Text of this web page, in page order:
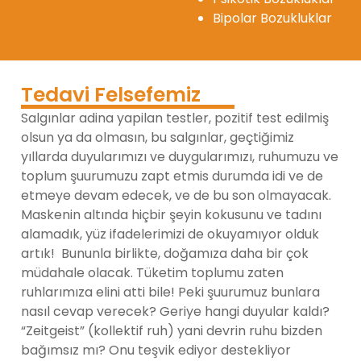
Bipolar Bozukluklar
Tedavi Felsefemiz
Salgınlar adina yapilan testler, pozitif test edilmiş
olsun ya da olmasın, bu salgınlar, geçtiğimiz
yıllarda duyularımızı ve duygularımızı, ruhumuzu ve
toplum şuurumuzu zapt etmis durumda idi ve de
etmeye devam edecek, ve de bu son olmayacak.
Maskenin altında hiçbir şeyin kokusunu ve tadını
alamadık, yüz ifadelerimizi de okuyamıyor olduk
artık! Bununla birlikte, doğamıza daha bir çok
müdahale olacak. Tüketim toplumu zaten
ruhlarımıza elini atti bile! Peki şuurumuz bunlara
nasıl cevap verecek? Geriye hangi duyular kaldı?
“Zeitgeist” (kollektif ruh) yani devrin ruhu bizden
bağımsız mı? Onu teşvik ediyor destekliyor